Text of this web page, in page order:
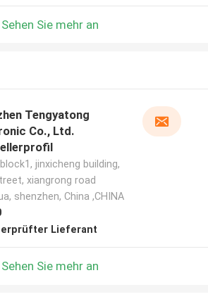
Sehen Sie mehr an
Tengyatong
Co., Ltd.
block1, jinxicheng building,
xiangrong road
shenzhen, China ,CHINA
Lieferant
Sehen Sie mehr an